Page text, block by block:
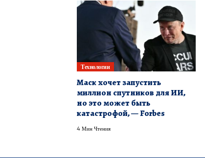
Технологии
Маск хочет запустить
миллион спутников для ИИ,
но это может быть
катастрофой, — Forbes
4 Мин Чтения